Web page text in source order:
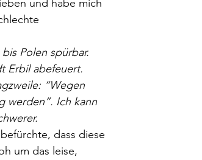
und habe mich
Polen spürbar.
Erbil abefeuert.
“Wegen
werden”. Ich kann
dass diese
um das leise,